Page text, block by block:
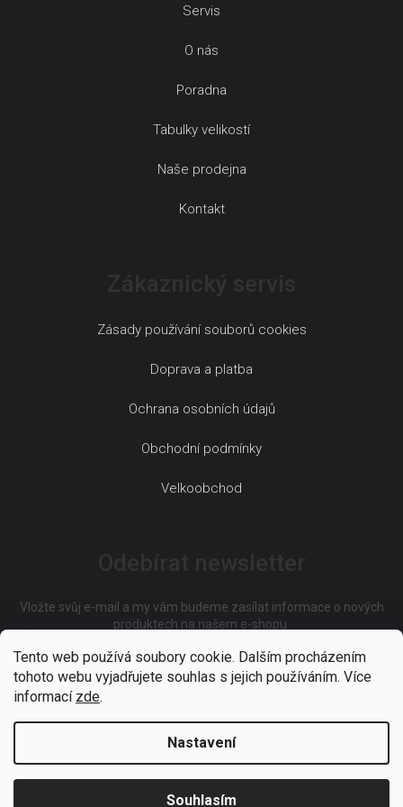
Tento web používá soubory cookie. Dalším procházením
tohoto webu vyjadřujete souhlas s jejich používáním. Více
informací zde.
Nastavení
Souhlasím
Servis
O nás
Poradna
Tabulky velikostí
Naše prodejna
Kontakt
Zásady používání souborů cookies
Doprava a platba
Ochrana osobních údajů
Obchodní podmínky
Velkoobchod
Vložte svůj e-mail a my vám budeme zasílat informace o nových
produktech na našem e-shopu.
E-mail
Vložením e-mailu souhlasíte spodmínkami ochrany osobních
údajů